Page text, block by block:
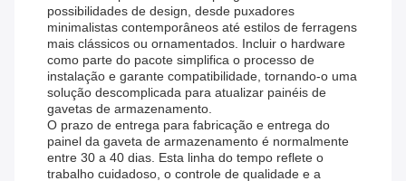
possibilidades de design, desde puxadores
minimalistas contemporâneos até estilos de ferragens
mais clássicos ou ornamentados. Incluir o hardware
como parte do pacote simplifica o processo de
instalação e garante compatibilidade, tornando-o uma
solução descomplicada para atualizar painéis de
gavetas de armazenamento.
O prazo de entrega para fabricação e entrega do
painel da gaveta de armazenamento é normalmente
entre 30 a 40 dias. Esta linha do tempo reflete o
trabalho cuidadoso, o controle de qualidade e a